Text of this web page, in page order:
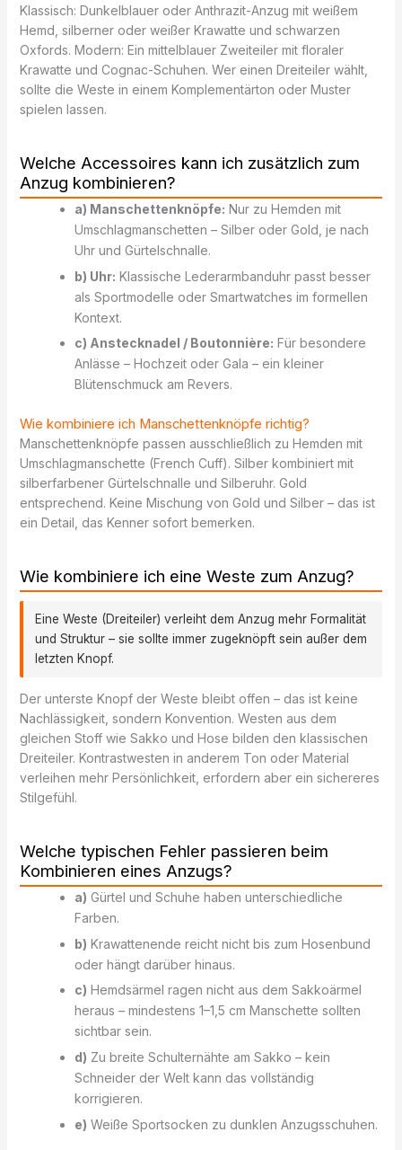
Klassisch: Dunkelblauer oder Anthrazit-Anzug mit weißem
Hemd, silberner oder weißer Krawatte und schwarzen
Oxfords. Modern: Ein mittelblauer Zweiteiler mit floraler
Krawatte und Cognac-Schuhen. Wer einen Dreiteiler wählt,
sollte die Weste in einem Komplementärton oder Muster
spielen lassen.
Welche Accessoires kann ich zusätzlich zum
Anzug kombinieren?
a) Manschettenknöpfe: Nur zu Hemden mit
Umschlagmanschetten – Silber oder Gold, je nach
Uhr und Gürtelschnalle.
b) Uhr: Klassische Lederarmbanduhr passt besser
als Sportmodelle oder Smartwatches im formellen
Kontext.
c) Anstecknadel / Boutonnière: Für besondere
Anlässe – Hochzeit oder Gala – ein kleiner
Blütenschmuck am Revers.
Wie kombiniere ich Manschettenknöpfe richtig?
Manschettenknöpfe passen ausschließlich zu Hemden mit
Umschlagmanschette (French Cuff). Silber kombiniert mit
silberfarbener Gürtelschnalle und Silberuhr. Gold
entsprechend. Keine Mischung von Gold und Silber – das ist
ein Detail, das Kenner sofort bemerken.
Wie kombiniere ich eine Weste zum Anzug?
Eine Weste (Dreiteiler) verleiht dem Anzug mehr Formalität
und Struktur – sie sollte immer zugeknöpft sein außer dem
letzten Knopf.
Der unterste Knopf der Weste bleibt offen – das ist keine
Nachlässigkeit, sondern Konvention. Westen aus dem
gleichen Stoff wie Sakko und Hose bilden den klassischen
Dreiteiler. Kontrastwesten in anderem Ton oder Material
verleihen mehr Persönlichkeit, erfordern aber ein sichereres
Stilgefühl.
Welche typischen Fehler passieren beim
Kombinieren eines Anzugs?
a) Gürtel und Schuhe haben unterschiedliche
Farben.
b) Krawattenende reicht nicht bis zum Hosenbund
oder hängt darüber hinaus.
c) Hemdsärmel ragen nicht aus dem Sakkoärmel
heraus – mindestens 1–1,5 cm Manschette sollten
sichtbar sein.
d) Zu breite Schulternähte am Sakko – kein
Schneider der Welt kann das vollständig
korrigieren.
e) Weiße Sportsocken zu dunklen Anzugsschuhen.